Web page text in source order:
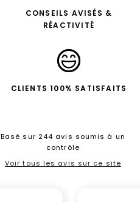
CONSEILS AVISÉS &
RÉACTIVITÉ
CLIENTS 100% SATISFAITS
Basé sur 244 avis soumis à un
contrôle
Voir tous les avis sur ce site